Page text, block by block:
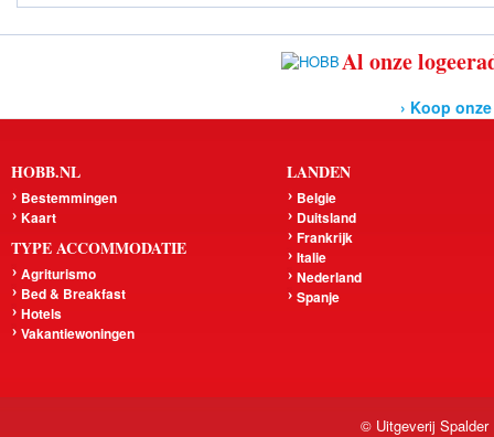
Al onze
› Koop
HOBB.NL
Bestemmingen
Kaart
TYPE ACCOMMODATIE
Agriturismo
Bed & Breakfast
Hotels
Vakantiewoningen
LANDEN
Belgie
Duitsland
Frankrijk
Italie
Nederland
Spanje
© Uitgeverij